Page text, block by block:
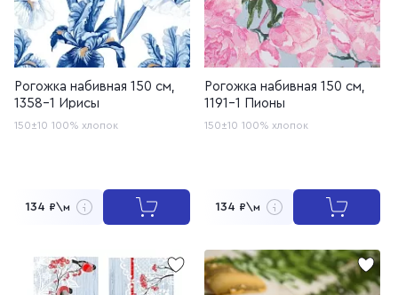
Рогожка набивная 150 см,
1358-1 Ирисы
150±10 100% хлопок
134 ₽\м
Рогожка набивная 150 см,
1191-1 Пионы
150±10 100% хлопок
134 ₽\м